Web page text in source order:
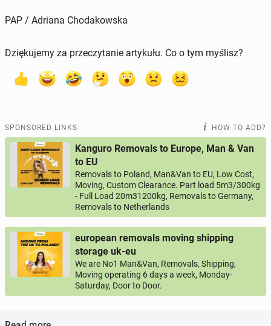
PAP / Adriana Chodakowska
Dziękujemy za przeczytanie artykułu. Co o tym myślisz?
SPONSORED LINKS HOW TO ADD?
Kanguro Removals to Europe, Man & Van
to EU
Removals to Poland, Man&Van to EU, Low Cost,
Moving, Custom Clearance. Part load 5m3/300kg
- Full Load 20m31200kg, Removals to Germany,
Removals to Netherlands
european removals moving shipping
storage uk-eu
We are No1 Man&Van, Removals, Shipping,
Moving operating 6 days a week, Monday-
Saturday, Door to Door.